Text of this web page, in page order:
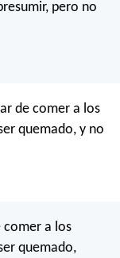
pero no
de comer a los
quemado, y no
comer a los
quemado,